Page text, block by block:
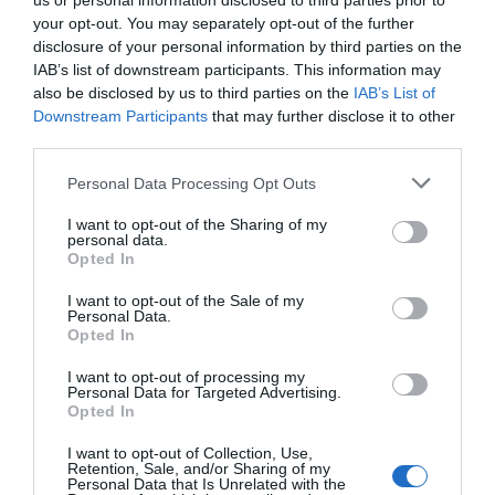
your opt-out. You may separately opt-out of the further
disclosure of your personal information by third parties on the
IAB’s list of downstream participants. This information may
also be disclosed by us to third parties on the IAB’s List of
Downstream Participants that may further disclose it to other
Personal Data Processing Opt Outs
I want to opt-out of the Sharing of my
personal data.
Opted In
I want to opt-out of the Sale of my
Personal Data.
Opted In
I want to opt-out of processing my
Personal Data for Targeted Advertising.
Opted In
I want to opt-out of Collection, Use,
Retention, Sale, and/or Sharing of my
Personal Data that Is Unrelated with the
Si no hay libertad religiosa, no hay nada. En
Occidente al católico se le obliga a estar
calladito.
Informe de Ayuda a la Iglesia Necesitada (
AIN
sobre libertad religiosa en el mundo. En Occidente
la persecución no es sangrienta todavía, pero es
escala social ni en tu profesión y, mayormente,
debes estar calladito.
¿Te ha interesado este artículo?
Suscríbete a nuestro newsletter y recibe cada dia